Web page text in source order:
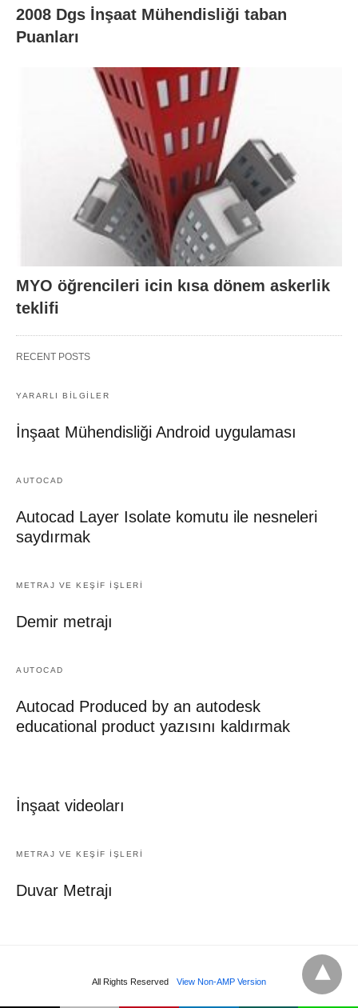
2008 Dgs İnşaat Mühendisliği taban
Puanları
MYO öğrencileri icin kısa dönem askerlik
teklifi
RECENT POSTS
YARARLI BİLGİLER
İnşaat Mühendisliği Android uygulaması
AUTOCAD
Autocad Layer Isolate komutu ile nesneleri
saydırmak
METRAJ VE KEŞIF İŞLERI
Demir metrajı
AUTOCAD
Autocad Produced by an autodesk
educational product yazısını kaldırmak
İnşaat videoları
METRAJ VE KEŞIF İŞLERI
Duvar Metrajı
All Rights Reserved View Non-AMP Version